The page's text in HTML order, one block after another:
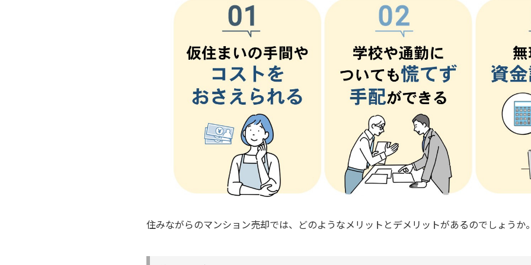
住みながらのマンション売却では、どのようなメリットとデメリットがあるのでしょうか